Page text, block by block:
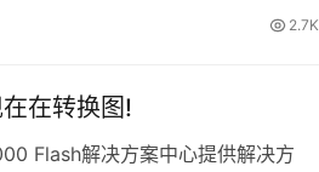
2.7K
在转换图!
Flash解决方案中心提供解决方